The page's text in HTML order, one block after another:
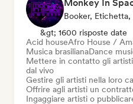
Monkey In
Booker,
&gt; 1600 risposte date
Acid houseAfro House /
Musica brasilianaDance
Mettere in contatto gli
dal vivo
Gestire gli artisti nella loro
Offrire agli artisti un
Ingaggiare artisti o